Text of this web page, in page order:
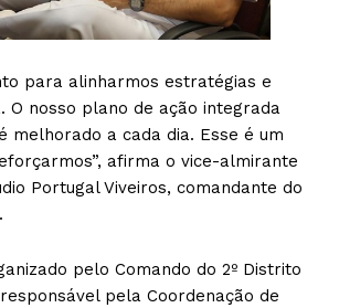
para alinharmos estratégias e
O nosso plano de ação integrada
melhorado a cada dia. Esse é um
afirma o vice-almirante
Portugal Viveiros, comandante do
pelo Comando do 2º Distrito
pela Coordenação de